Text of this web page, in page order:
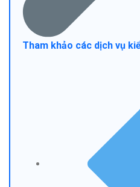
Tham khảo các dịch vụ